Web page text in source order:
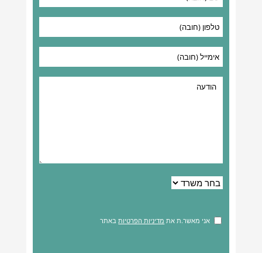
אני מאשר.ת את מדיניות הפרטיותבאתר